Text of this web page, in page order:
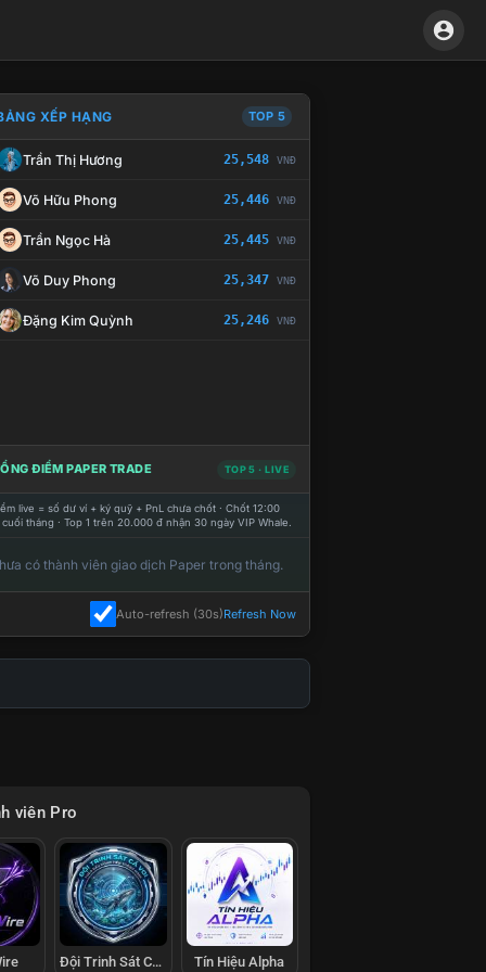
CHẾ TÀI XỬ LÝ VI PHẠM
XẾP HẠNG TOP 5
Trần Thị Hương 25,548 VNĐ
Võ Hữu Phong 25,446 VNĐ
Trần Ngọc Hà 25,445 VNĐ
Võ Duy Phong 25,347 VNĐ
Đặng Kim Quỳnh 25,246 VNĐ
ĐIỂM PAPER TRADE TOP 5 · LIVE
live = số dư ví + ký quỹ + PnL chưa chốt · Chốt 12:00
tháng · Top 1 trên 20.000 đ nhận 30 ngày VIP Whale.
có thành viên giao dịch Paper trong tháng.
Auto-refresh (30s)Refresh Now
viên Pro
Đội Trinh Sát Cá Voi Tín Hiệu Alpha